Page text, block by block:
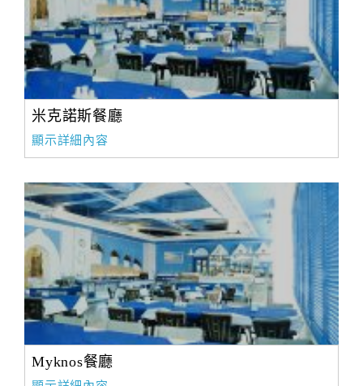
米克諾斯餐廳
顯示詳細內容
Myknos餐廳